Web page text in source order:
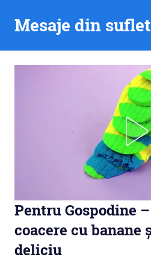
Mesaje din suflet
Pentru Gospodine
coacere cu banane
deliciu